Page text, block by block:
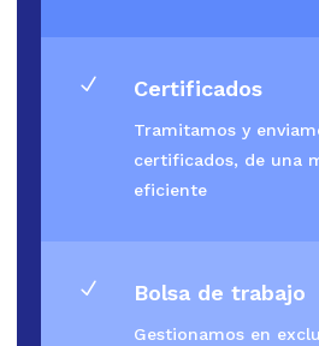
N Certificados
Tramitamos y
certificados, de una
eficiente
N Bolsa de trabajo
Gestionamos en